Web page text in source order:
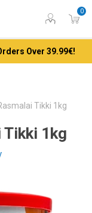
0
Over 39.99€!
Tikki 1kg
Tikki 1kg